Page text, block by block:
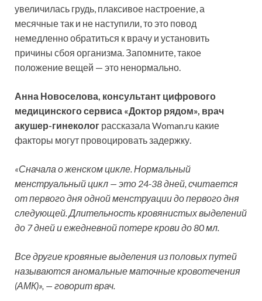
увеличилась грудь, плаксивое настроение, а
месячные так и не наступили, то это повод
немедленно обратиться к врачу и установить
причины сбоя организма. Запомните, такое
положение вещей — это ненормально.
Анна Новоселова, консультант цифрового
медицинского сервиса «Доктор рядом», врач
акушер-гинеколог рассказала Woman.ru какие
факторы могут провоцировать задержку.
«Сначала о женском цикле. Нормальный
менструальный цикл — это 24-38 дней, считается
от первого дня одной менструации до первого дня
следующей. Длительность кровянистых выделений
до 7 дней и ежедневной потере крови до 80 мл.
Все другие кровяные выделения из половых путей
называются аномальные маточные кровотечения
(АМК)», — говорит врач.